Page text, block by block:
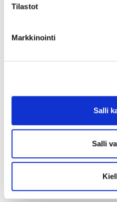
Tilastot
Markkinointi
Salli
Salli
Kaivopihan Pantti